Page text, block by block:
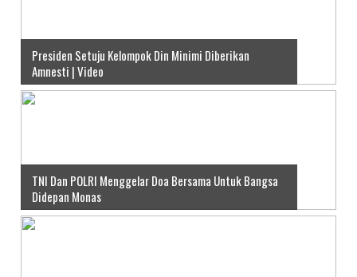
Presiden Setuju Kelompok Din Minimi Diberikan
Amnesti | Video
TNI Dan POLRI Menggelar Doa Bersama Untuk Bangsa
Didepan Monas